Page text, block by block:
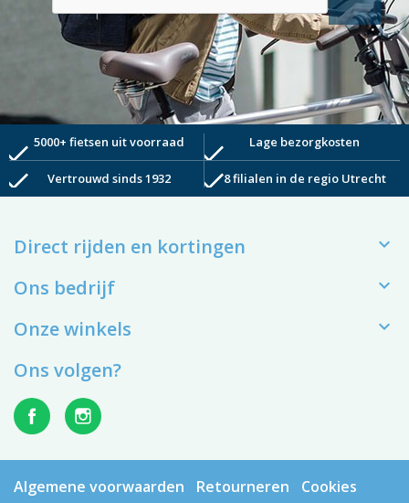
check5000+ fietsen uit voorraad check Lage bezorgkosten
check Vertrouwd sinds 1932 check8 filialen in de regio Utrecht
Direct rijden en kortingen 
Ons bedrijf 
Onze winkels 
Ons volgen?
Algemene voorwaarden Retourneren
Cookies